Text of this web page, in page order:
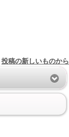
投稿の新しいものから